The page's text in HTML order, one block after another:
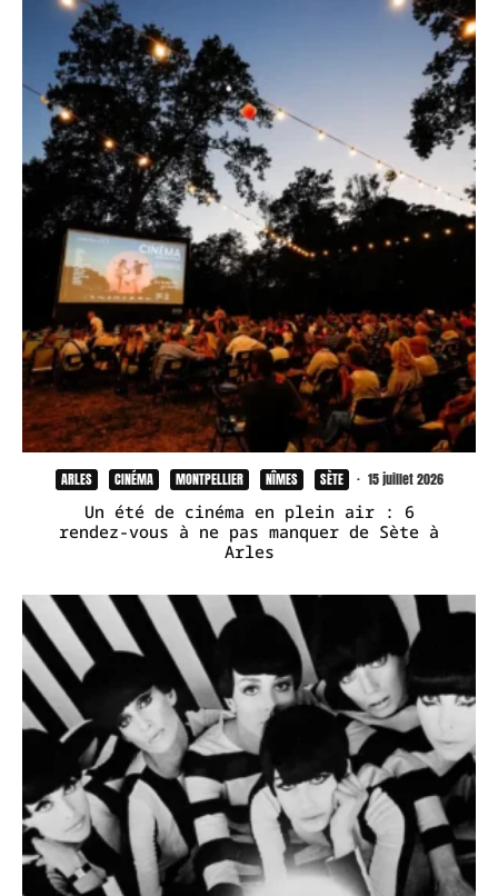
ARLES CINÉMA MONTPELLIER NÎMES SÈTE · 15 juillet 2026
Un été de cinéma en plein air : 6
rendez-vous à ne pas manquer de Sète à
Arles